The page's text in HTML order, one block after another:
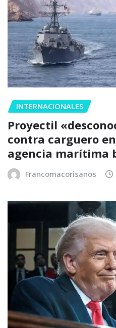
INTERNACIONALES
Proyectil
contra carguero
agencia marítima
Francomacorisanos